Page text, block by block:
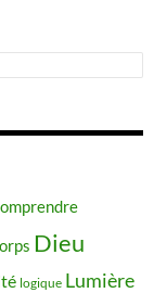
Dieu
logique Lumière